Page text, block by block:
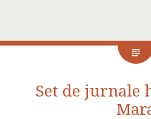
Set de jurnale